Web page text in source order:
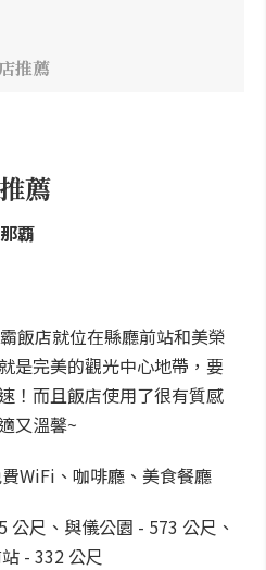
推薦
薦
覇
飯店就位在縣廳前站和美榮
是完美的觀光中心地帶，要
！而且飯店使用了很有質感
又溫馨~
WiFi、咖啡廳、美食餐廳
公尺、與儀公園 - 573 公尺、
- 332 公尺